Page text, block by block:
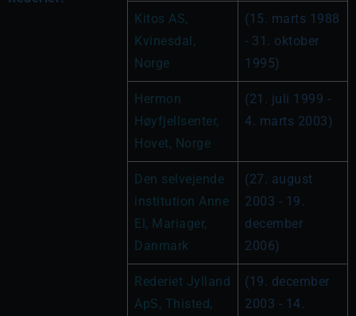
Kitos AS,
Kvinesdal,
Norge
(15. marts 1988
- 31. oktober
1995)
Hermon
Høyfjellsenter,
Hovet, Norge
(21. juli 1999 -
4. marts 2003)
Den selvejende
institution Anne
El, Mariager,
Danmark
(27. august
2003 - 19.
december
2006)
Rederiet Jylland
ApS, Thisted,
(19. december
2003 - 14.